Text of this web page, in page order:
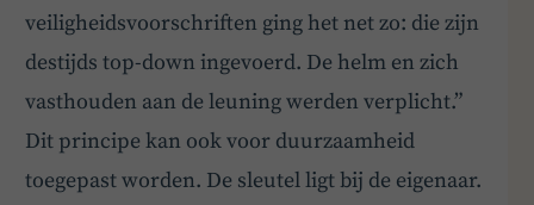
veiligheidsvoorschriften ging het net zo: die zijn
destijds top-down ingevoerd. De helm en zich
vasthouden aan de leuning werden verplicht.”
Dit principe kan ook voor duurzaamheid
toegepast worden. De sleutel ligt bij de eigenaar.